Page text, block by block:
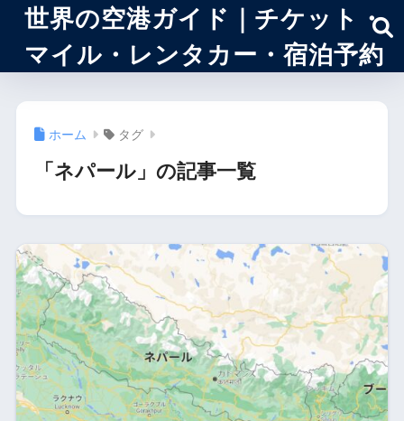
世界の空港ガイド｜チケット・
マイル・レンタカー・宿泊予約
ホーム タグ
「ネパール」の記事一覧